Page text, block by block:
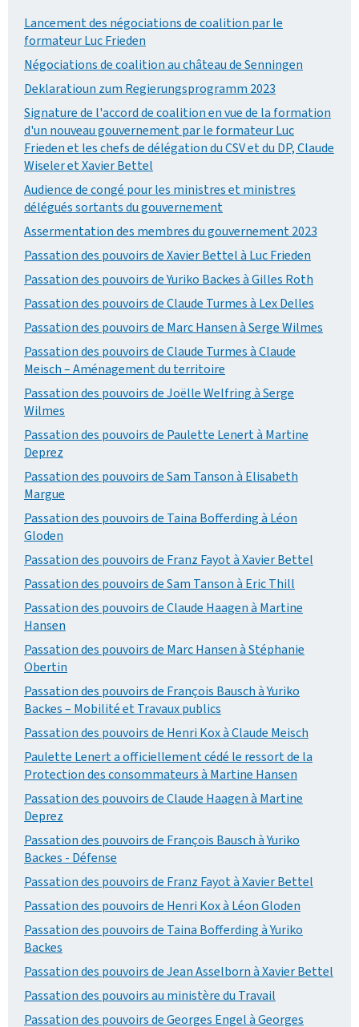
Lancement des négociations de coalition par le
formateur Luc Frieden
Négociations de coalition au château de Senningen
Deklaratioun zum Regierungsprogramm 2023
Signature de l'accord de coalition en vue de la formation
d'un nouveau gouvernement par le formateur Luc
Frieden et les chefs de délégation du CSV et du DP, Claude
Wiseler et Xavier Bettel
Audience de congé pour les ministres et ministres
délégués sortants du gouvernement
Assermentation des membres du gouvernement 2023
Passation des pouvoirs de Xavier Bettel à Luc Frieden
Passation des pouvoirs de Yuriko Backes à Gilles Roth
Passation des pouvoirs de Claude Turmes à Lex Delles
Passation des pouvoirs de Marc Hansen à Serge Wilmes
Passation des pouvoirs de Claude Turmes à Claude
Meisch – Aménagement du territoire
Passation des pouvoirs de Joëlle Welfring à Serge
Wilmes
Passation des pouvoirs de Paulette Lenert à Martine
Deprez
Passation des pouvoirs de Sam Tanson à Elisabeth
Margue
Passation des pouvoirs de Taina Bofferding à Léon
Gloden
Passation des pouvoirs de Franz Fayot à Xavier Bettel
Passation des pouvoirs de Sam Tanson à Eric Thill
Passation des pouvoirs de Claude Haagen à Martine
Hansen
Passation des pouvoirs de Marc Hansen à Stéphanie
Obertin
Passation des pouvoirs de François Bausch à Yuriko
Backes – Mobilité et Travaux publics
Passation des pouvoirs de Henri Kox à Claude Meisch
Paulette Lenert a officiellement cédé le ressort de la
Protection des consommateurs à Martine Hansen
Passation des pouvoirs de Claude Haagen à Martine
Deprez
Passation des pouvoirs de François Bausch à Yuriko
Backes - Défense
Passation des pouvoirs de Franz Fayot à Xavier Bettel
Passation des pouvoirs de Henri Kox à Léon Gloden
Passation des pouvoirs de Taina Bofferding à Yuriko
Backes
Passation des pouvoirs de Jean Asselborn à Xavier Bettel
Passation des pouvoirs au ministère du Travail
Passation des pouvoirs de Georges Engel à Georges